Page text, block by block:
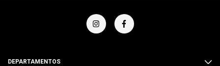
DEPARTAMENTOS